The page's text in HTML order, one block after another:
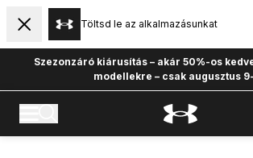
Töltsd le az alkalmazásunkat
Szezonzáró kiárusítás – akár 50%-os
modellekre – csak augusztus